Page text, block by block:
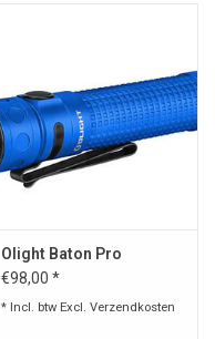
Olight Baton Pro
€98,00 *
* Incl. btw Excl. Verzendkosten